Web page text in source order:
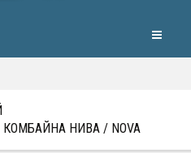
Toggle
НИВА / NOVA